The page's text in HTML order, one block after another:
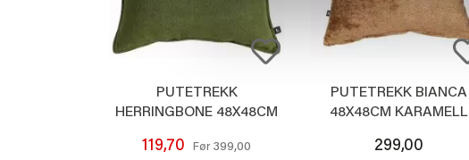
PUTETREKK
HERRINGBONE 48X48CM
119,70 Før 399,00
PUTETREKK BIANCA
48X48CM KARAMELL
299,00